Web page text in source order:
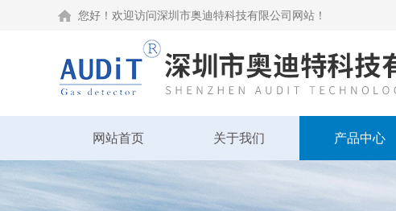
您好！欢迎访问深圳市奥迪特科技有限公司网站！
网站首页 关于我们 产品中心